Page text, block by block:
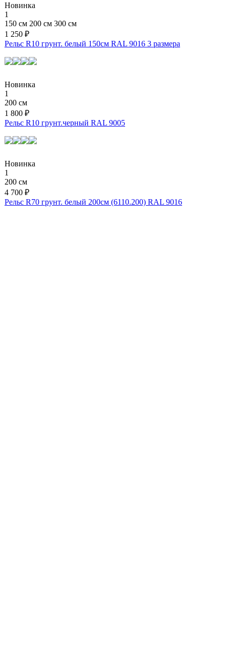
Новинка
1
150 см 200 см 300 см
1 250 ₽
Рельс R10 грунт. белый 150см RAL 9016 3 размера
Новинка
1
200 см
1 800 ₽
Рельс R10 грунт.черный RAL 9005
Новинка
1
200 см
4 700 ₽
Рельс R70 грунт. белый 200см (6110.200) RAL 9016